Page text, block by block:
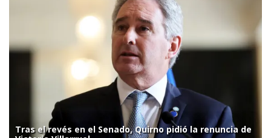
Tras el revés en el Senado, Quirno pidió la renuncia de